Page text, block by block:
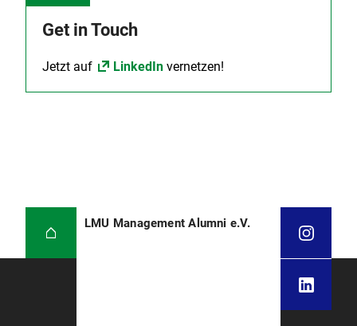
Get in Touch
Jetzt auf LinkedIn vernetzen!
LMU Management Alumni e.V.